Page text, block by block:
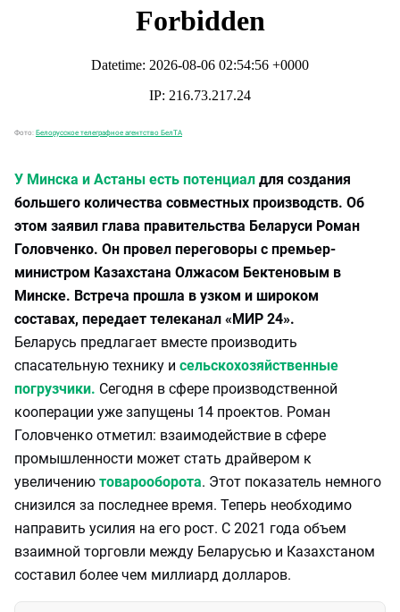
Фото: Белорусское телеграфное агентство БелТА
У Минска и Астаны есть потенциал для создания
большего количества совместных производств. Об
этом заявил глава правительства Беларуси Роман
Головченко. Он провел переговоры с премьер-
министром Казахстана Олжасом Бектеновым в
Минске. Встреча прошла в узком и широком
составах, передает телеканал «МИР 24».
Беларусь предлагает вместе производить
спасательную технику и сельскохозяйственные
погрузчики. Сегодня в сфере производственной
кооперации уже запущены 14 проектов. Роман
Головченко отметил: взаимодействие в сфере
промышленности может стать драйвером к
увеличению товарооборота. Этот показатель немного
снизился за последнее время. Теперь необходимо
направить усилия на его рост. С 2021 года объем
взаимной торговли между Беларусью и Казахстаном
составил более чем миллиард долларов.